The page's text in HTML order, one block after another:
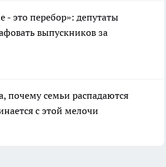
- это перебор»: депутаты
выпускников за
почему семьи распадаются
с этой мелочи